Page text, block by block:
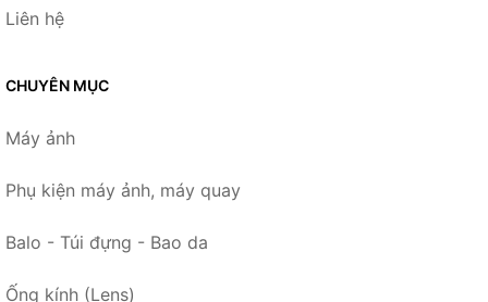
Liên hệ
CHUYÊN MỤC
Máy ảnh
Phụ kiện máy ảnh, máy quay
Balo - Túi đựng - Bao da
Ống kính (Lens)